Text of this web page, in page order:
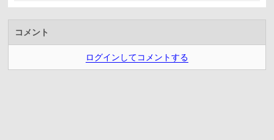
コメント
ログインしてコメントする